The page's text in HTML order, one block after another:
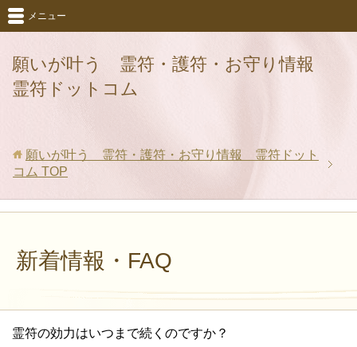
願いが叶う 霊符・護符・お守り情報
霊符ドットコム
メニュー
願いが叶う 霊符・護符・お守り情報 霊符ドット
コム TOP
新着情報・FAQ
霊符の効力はいつまで続くのですか？